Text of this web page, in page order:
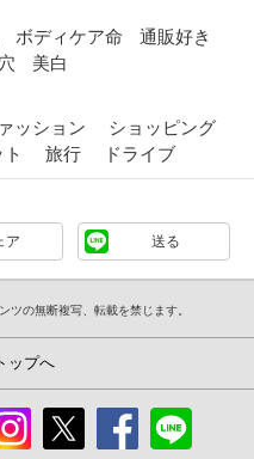
ボディケア命
通販好き
美白
ッション
ショッピング
旅行 ドライブ
ア 送る
ツの無断複写、転載を禁じます。
ップへ